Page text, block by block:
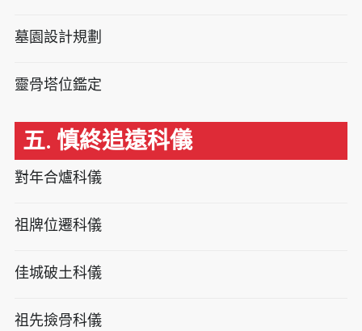
墓園設計規劃
靈骨塔位鑑定
五. 慎終追遠科儀
對年合爐科儀
祖牌位遷科儀
佳城破土科儀
祖先撿骨科儀